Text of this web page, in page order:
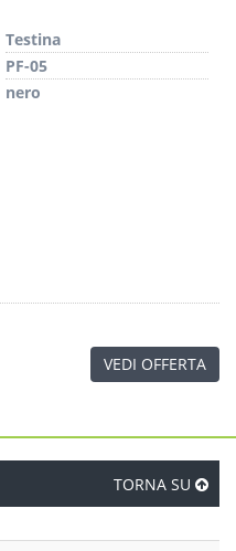
Testina
PF-05
nero
VEDI OFFERTA
TORNA SU